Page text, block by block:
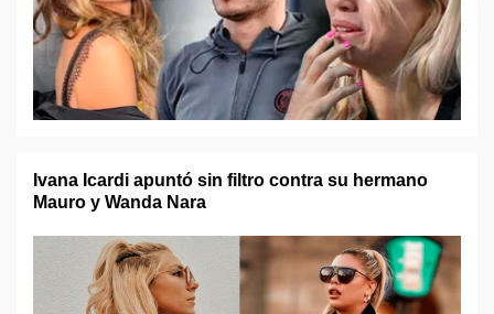
Ivana Icardi apuntó sin filtro contra su hermano
Mauro y Wanda Nara